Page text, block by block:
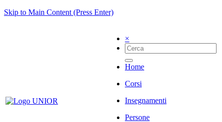
Skip to Main Content (Press Enter)
×
Home
Corsi
Insegnamenti
Persone